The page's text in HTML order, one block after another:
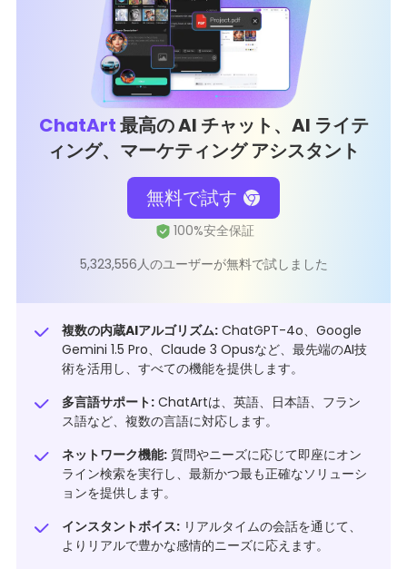
ChatArt最高の AI チャット、AI ライテ
ィング、マーケティング アシスタント
無料で試す
5,323,556人のユーザーが無料で試しました
複数の内蔵AIアルゴリズム: ChatGPT-4o、Google
Gemini 1.5 Pro、Claude 3 Opusなど、最先端のAI技
術を活用し、すべての機能を提供します。
多言語サポート: ChatArtは、英語、日本語、フラン
ス語など、複数の言語に対応します。
ネットワーク機能: 質問やニーズに応じて即座にオン
ライン検索を実行し、最新かつ最も正確なソリューシ
ョンを提供します。
インスタントボイス: リアルタイムの会話を通じて、
よりリアルで豊かな感情的ニーズに応えます。